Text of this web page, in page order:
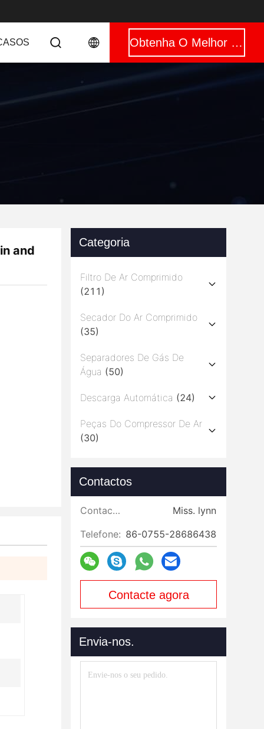
Obtenha O Melhor Preço
and
Categoria
Filtro De Ar Comprimido
(211)
Secador Do Ar Comprimido
(35)
Separadores De Gás De
Água (50)
Descarga Automática (24)
Peças Do Compressor De Ar
(30)
Contactos
Contactos:
Miss. lynn
Telefone: 86-0755-28686438
Contacte agora
Envia-nos.